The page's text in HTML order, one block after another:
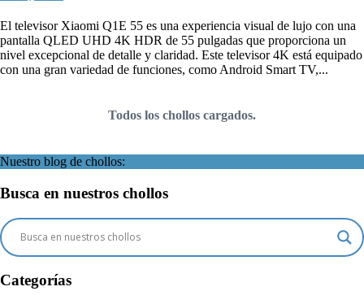
El televisor Xiaomi Q1E 55 es una experiencia visual de lujo con una
pantalla QLED UHD 4K HDR de 55 pulgadas que proporciona un
nivel excepcional de detalle y claridad. Este televisor 4K está equipado
con una gran variedad de funciones, como Android Smart TV,...
Todos los chollos cargados.
Nuestro blog de chollos:
Busca en nuestros chollos
Categorías